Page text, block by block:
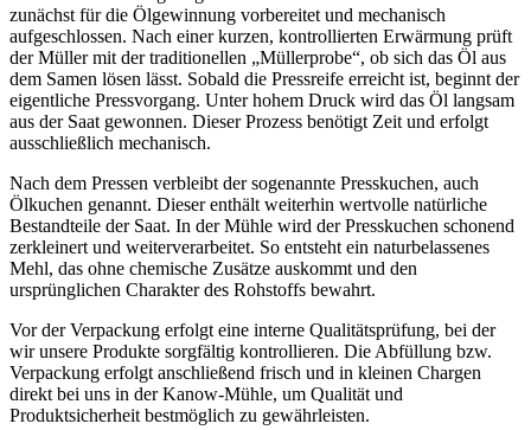
zunächst für die Ölgewinnung vorbereitet und mechanisch
aufgeschlossen. Nach einer kurzen, kontrollierten Erwärmung prüft
der Müller mit der traditionellen „Müllerprobe“, ob sich das Öl aus
dem Samen lösen lässt. Sobald die Pressreife erreicht ist, beginnt der
eigentliche Pressvorgang. Unter hohem Druck wird das Öl langsam
aus der Saat gewonnen. Dieser Prozess benötigt Zeit und erfolgt
ausschließlich mechanisch.
Nach dem Pressen verbleibt der sogenannte Presskuchen, auch
Ölkuchen genannt. Dieser enthält weiterhin wertvolle natürliche
Bestandteile der Saat. In der Mühle wird der Presskuchen schonend
zerkleinert und weiterverarbeitet. So entsteht ein naturbelassenes
Mehl, das ohne chemische Zusätze auskommt und den
ursprünglichen Charakter des Rohstoffs bewahrt.
Vor der Verpackung erfolgt eine interne Qualitätsprüfung, bei der
wir unsere Produkte sorgfältig kontrollieren. Die Abfüllung bzw.
Verpackung erfolgt anschließend frisch und in kleinen Chargen
direkt bei uns in der Kanow-Mühle, um Qualität und
Produktsicherheit bestmöglich zu gewährleisten.